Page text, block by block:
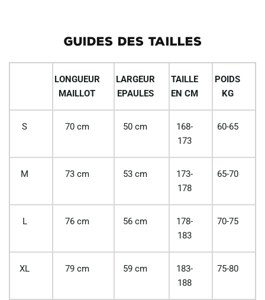
GUIDES DES TAILLES
LONGUEUR
MAILLOT
LARGEUR
EPAULES
TAILLE
EN CM
POIDS
KG
S 70 cm 50 cm
168-
173
60-65
M 73 cm 53 cm
173-
178
65-70
L 76 cm 56 cm
178-
183
70-75
XL 79 cm 59 cm
183-
188
75-80